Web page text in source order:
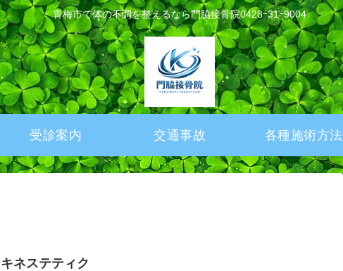
青梅市で体の不調を整えるなら門脇接骨院0428ｰ31ｰ9004
受診案内 交通事故 各種施術方法
キネステティク